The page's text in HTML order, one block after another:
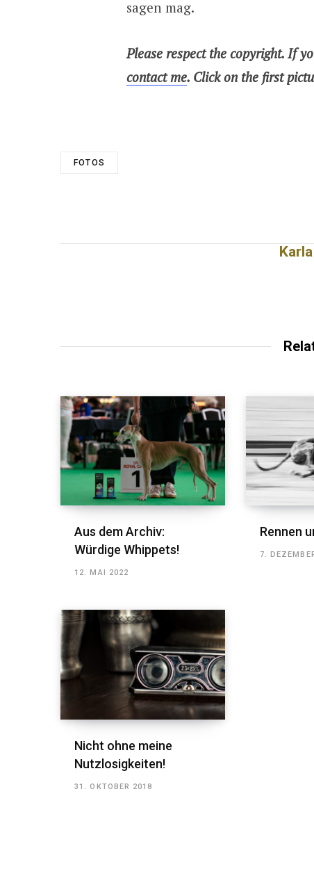
sagen mag.
Please respect the copyright. If
contact me. Click on the first
FOTOS
Aus dem Archiv:
Würdige Whippets!
12. MAI 2022
Rennen
7.
Nicht ohne meine
Nutzlosigkeiten!
31. OKTOBER 2018